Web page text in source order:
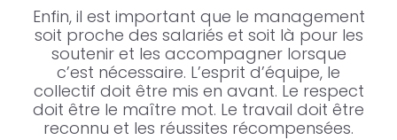
Enfin, il est important que le management
soit proche des salariés et soit là pour les
soutenir et les accompagner lorsque
c’est nécessaire. L’esprit d’équipe, le
collectif doit être mis en avant. Le respect
doit être le maître mot. Le travail doit être
reconnu et les réussites récompensées.